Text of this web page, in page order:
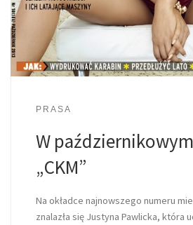
PRASA
W
„CKM”
Na okładce najnowszego numeru
znalazła się Justyna Pawlicka, która